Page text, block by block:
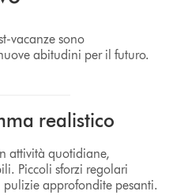
vacanze sono
abitudini per il futuro.
realistico
attività quotidiane,
Piccoli sforzi regolari
approfondite pesanti.